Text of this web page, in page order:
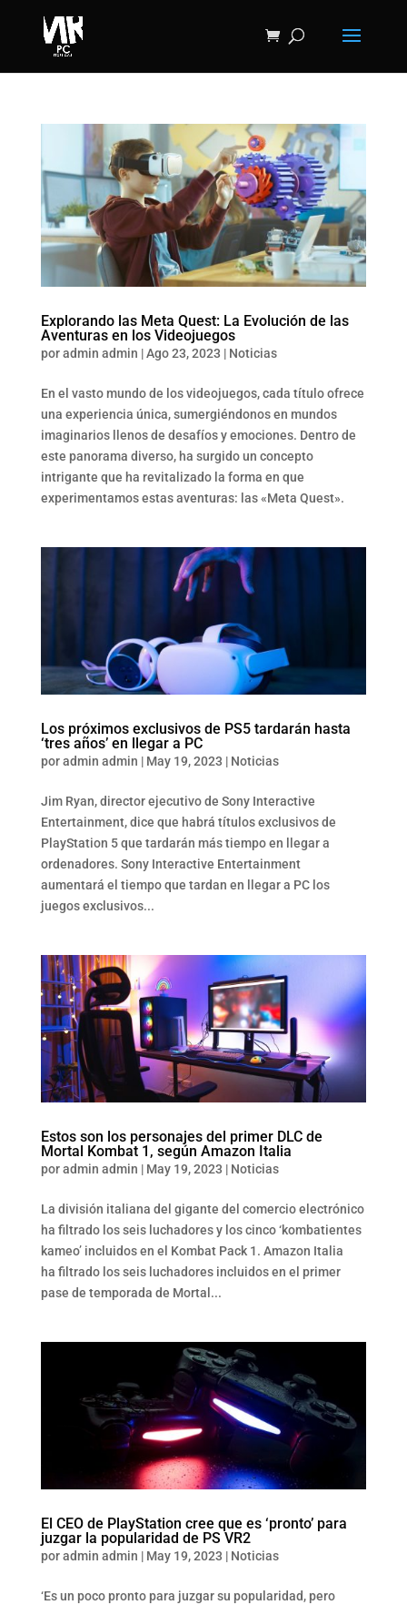
Explorando las Meta Quest: La Evolución de las
Aventuras en los Videojuegos
poradmin admin |Ago 23, 2023 | Noticias
En el vasto mundo de los videojuegos, cada título ofrece
una experiencia única, sumergiéndonos en mundos
imaginarios llenos de desafíos y emociones. Dentro de
este panorama diverso, ha surgido un concepto
intrigante que ha revitalizado la forma en que
experimentamos estas aventuras: las «Meta Quest».
Los próximos exclusivos de PS5 tardarán hasta
‘tres años’ en llegar a PC
poradmin admin | May 19, 2023 | Noticias
Jim Ryan, director ejecutivo de Sony Interactive
Entertainment, dice que habrá títulos exclusivos de
PlayStation 5 que tardarán más tiempo en llegar a
ordenadores. Sony Interactive Entertainment
aumentará el tiempo que tardan en llegar a PC los
juegos exclusivos...
Estos son los personajes del primer DLC de
Mortal Kombat 1, según Amazon Italia
poradmin admin | May 19, 2023 | Noticias
La división italiana del gigante del comercio electrónico
ha filtrado los seis luchadores y los cinco ‘kombatientes
kameo’ incluidos en el Kombat Pack 1. Amazon Italia
ha filtrado los seis luchadores incluidos en el primer
pase de temporada de Mortal...
El CEO de PlayStation cree que es ‘pronto’ para
juzgar la popularidad de PS VR2
poradmin admin | May 19, 2023 | Noticias
‘Es un poco pronto para juzgar su popularidad, pero